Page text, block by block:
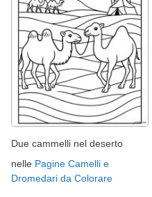
Due cammelli nel deserto
nelle Pagine Camelli e
Dromedari da Colorare